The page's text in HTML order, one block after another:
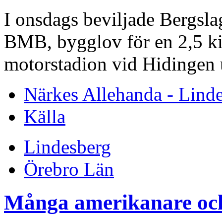
I onsdags beviljade
BMB, bygglov för en 2,5
motorstadion vid Hidingen
Närkes Allehanda -
Källa
Lindesberg
Örebro Län
Många amerikanare